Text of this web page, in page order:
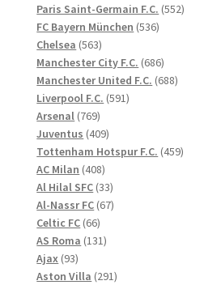
produkter
Paris Saint-Germain F.C. 552552
FC Bayern München 536536
Chelsea 563563
produkter
Manchester City F.C. 686686
produkter
Manchester United F.C. 688688
Liverpool F.C. 591591
Arsenal 769769
produkter
Juventus 409409
produkter
Tottenham Hotspur F.C. 459459
AC Milan 408408
produkter
Al Hilal SFC 3333
produkter
Al-Nassr FC 6767
Celtic FC 6666
produkter
AS Roma 131131
Ajax 9393
produkter
Aston Villa 291291